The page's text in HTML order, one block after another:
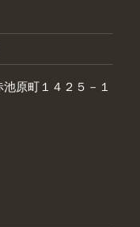
原町１４２５－１